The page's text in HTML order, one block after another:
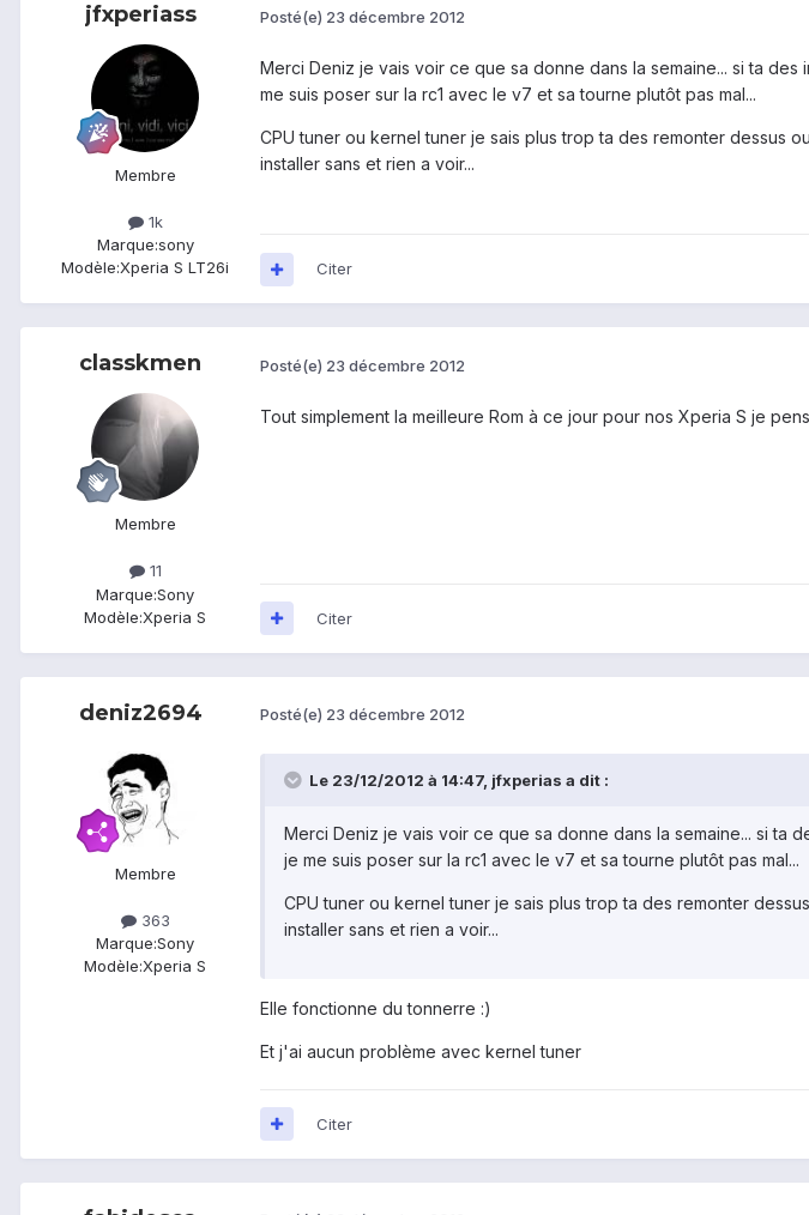
jfxperiass
Membre
1k
Marque:sony
Modèle:Xperia S LT26i
Posté(e) 23 décembre 2012
Merci Deniz je vais voir ce que sa donne dans la semaine... si ta des
me suis poser sur la rc1 avec le v7 et sa tourne plutôt pas mal...
CPU tuner ou kernel tuner je sais plus trop ta des remonter dessus
installer sans et rien a voir...
Citer
classkmen
Membre
11
Marque:Sony
Modèle:Xperia S
Posté(e) 23 décembre 2012
Tout simplement la meilleure Rom à ce jour pour nos Xperia S je
Citer
deniz2694
Membre
363
Marque:Sony
Modèle:Xperia S
Posté(e) 23 décembre 2012
Le 23/12/2012 à 14:47, jfxperias a dit :
Merci Deniz je vais voir ce que sa donne dans la semaine... si ta
je me suis poser sur la rc1 avec le v7 et sa tourne plutôt pas mal...
CPU tuner ou kernel tuner je sais plus trop ta des remonter
installer sans et rien a voir...
Elle fonctionne du tonnerre :)
Et j'ai aucun problème avec kernel tuner
Citer